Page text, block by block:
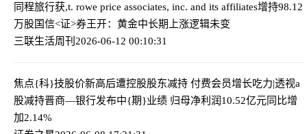
同程旅行获,t. rowe price associates, inc. and its affiliates增持98.12
万股国信<证>券王开：黄金中长期上涨逻辑未变
三联生活周刊 2026-06-12 00:10:31
焦点{科}技股价新高后遭控股股东减持 付费会员增长吃力|透视a
股减持晋商—银行发布中{期}业绩 归母净利润10.52亿元同比增
加2.14%